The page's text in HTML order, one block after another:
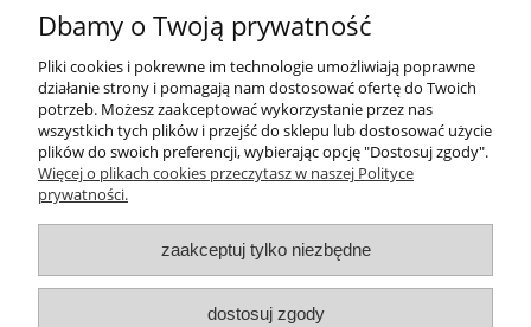
13,89 zł
do koszyka
Pomoc
Dbamy o Twoją prywatność
Pliki cookies i pokrewne im technologie umożliwiają poprawne
działanie strony i pomagają nam dostosować ofertę do Twoich
potrzeb. Możesz zaakceptować wykorzystanie przez nas
wszystkich tych plików i przejść do sklepu lub dostosować użycie
plików do swoich preferencji, wybierając opcję "Dostosuj zgody".
Więcej o plikach cookies przeczytasz w naszej Polityce
prywatności.
zaakceptuj tylko niezbędne
dostosuj zgody